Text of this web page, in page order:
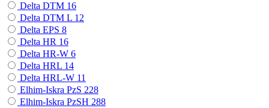
Delta DTM 16
Delta DTM L 12
Delta EPS 8
Delta HR 16
Delta HR-W 6
Delta HRL 14
Delta HRL-W 11
Elhim-Iskra PzS 228
Elhim-Iskra PzSH 288